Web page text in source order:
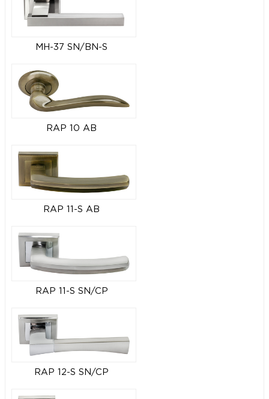
MH-37 SN/BN-S
RAP 10 AB
RAP 11-S AB
RAP 11-S SN/CP
RAP 12-S SN/CP